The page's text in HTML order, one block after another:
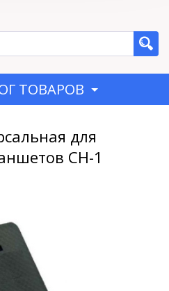
ТОВАРОВ
для
CH-1